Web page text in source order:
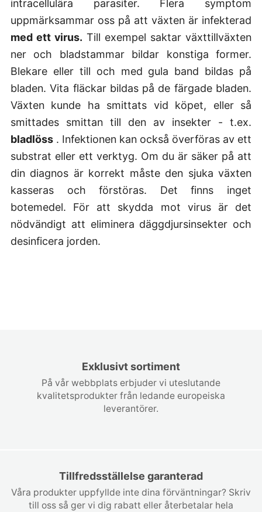
Exklusivt sortiment
På vår webbplats erbjuder vi uteslutande
kvalitetsprodukter från ledande europeiska
leverantörer.
Tillfredsställelse garanterad
Våra produkter uppfyllde inte dina förväntningar? Skriv
till oss så ger vi dig rabatt eller återbetalar hela
intracellulära parasiter. Flera symptom
uppmärksammar oss på att växten är infekterad
med ett virus. Till exempel saktar växttillväxten
ner och bladstammar bildar konstiga former.
Blekare eller till och med gula band bildas på
bladen. Vita fläckar bildas på de färgade bladen.
Växten kunde ha smittats vid köpet, eller så
smittades smittan till den av insekter - t.ex.
bladlöss. Infektionen kan också överföras av ett
substrat eller ett verktyg. Om du är säker på att
din diagnos är korrekt måste den sjuka växten
kasseras och förstöras. Det finns inget
botemedel. För att skydda mot virus är det
nödvändigt att eliminera däggdjursinsekter och
desinficera jorden.